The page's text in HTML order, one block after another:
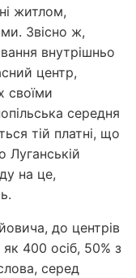
житлом,
Звісно ж,
внутрішньо
центр,
своїми
середня
тій платні, що
Луганській
на це,
до центрів
400 осіб, 50% з
серед